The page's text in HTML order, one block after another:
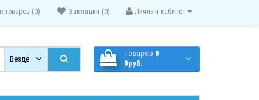
Личный кабинет
Закладки (0)
товаров (0)
Везде
Tоваров 0
0руб.